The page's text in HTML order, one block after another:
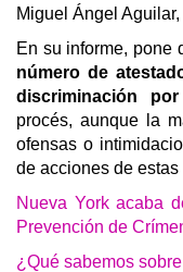
Miguel Ángel
En su informe, pone
número de
discriminación
procés, aunque la
ofensas o
de acciones de
Nueva York acaba
Prevención de
¿Qué sabemos